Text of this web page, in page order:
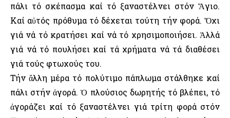
πάλι τό σκέπασμα καί τό ξαναστέλνει στόν Ἅγιο.
Καί αὐτός πρόθυμα τό δέχεται τούτη τήν φορά. Ὄχι
γιά νά τό κρατήσει καί νά τό χρησιμοποιήσει. Ἀλλά
γιά νά τό πουλήσει καί τά χρήματα νά τά διαθέσει
γιά τούς φτωχούς του.
Τήν ἄλλη μέρα τό πολύτιμο πάπλωμα στάλθηκε καί
πάλι στήν ἀγορά. Ὁ πλούσιος δωρητής τό βλέπει, τό
ἀγοράζει καί τό ξαναστέλνει γιά τρίτη φορά στόν